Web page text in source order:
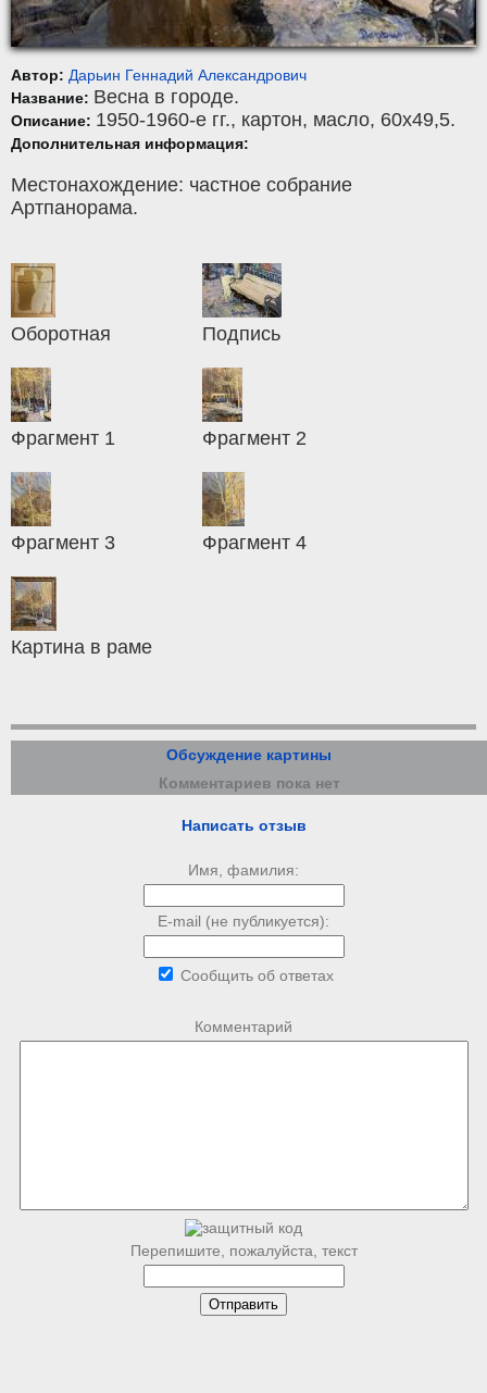
Автор: Дарьин Геннадий Александрович
Название: Весна в городе.
Описание: 1950-1960-е гг., картон, масло, 60x49,5.
Дополнительная информация:
Местонахождение: частное собрание
Артпанорама.
Оборотная Подпись
Фрагмент 1 Фрагмент 2
Фрагмент 3 Фрагмент 4
Картина в раме
Обсуждение картины
Комментариев пока нет
Написать отзыв
Имя, фамилия:
E-mail (не публикуется):
Сообщить об ответах
Комментарий
Перепишите, пожалуйста, текст